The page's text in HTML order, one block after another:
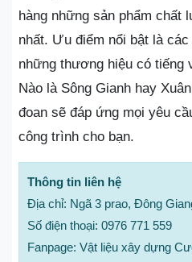
hàng những sản phẩm chất
nhất. Ưu điểm nổi bật là
những thương hiệu có tiếng
Nào là Sông Gianh hay
đoan sẽ đáp ứng mọi yêu
công trình cho bạn.
Thông tin liên hệ
Địa chỉ: Ngã 3 prao, Đông
Số điện thoại: 0976 771 559
Fanpage: Vật liệu xây dựng